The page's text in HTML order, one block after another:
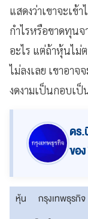
แสดงว่าเขาจะเข้
กำไรหรือขาดทุน
อะไร แต่ถ้าหุ้นไม่
ไม่ลงเลย เขาอาจ
งดงามเป็นกอบเป็
ดร.
ขอ
หุ้น กรุงเทพธุรกิจ